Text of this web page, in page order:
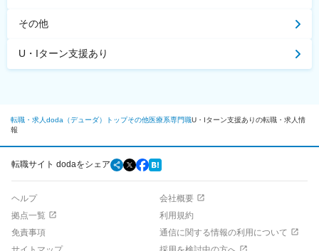
その他
U・Iターン支援あり
転職・求人doda（デューダ）トップその他医療系専門職U・Iターン支援ありの転職・求人情
報
転職サイト dodaをシェア
ヘルプ
会社概要
拠点一覧
利用規約
免責事項
通信に関する情報の利用について